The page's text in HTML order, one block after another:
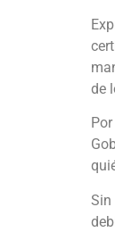
de
Sin